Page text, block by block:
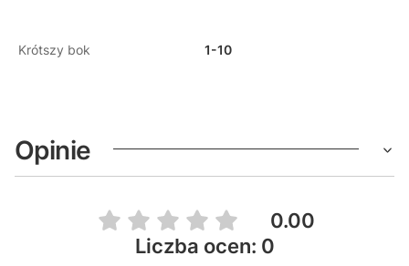
Krótszy bok 1-10
Opinie
0.00
Liczba ocen: 0